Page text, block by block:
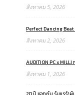
สิงหาคม 5, 2026
Perfect Dancing
สิงหาคม 2, 2026
AUDITION PC x
สิงหาคม 1, 2026